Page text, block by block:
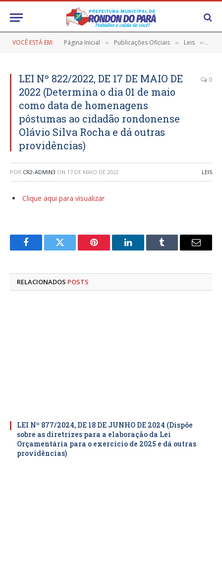
VOCÊ ESTÁ EM: Página Inicial » Publicações Oficiais » Leis »
LEI Nº 822/2022, DE 17 DE MAIO DE
2022 (Determina o dia 01 de maio
como data de homenagens
póstumas ao cidadão rondonense
Olávio Silva Rocha e dá outras
providências)
0
POR CR2-ADMIN3 ON 17 DE MAIO DE 2022 LEIS
Clique aqui para visualizar
FacebookTwitter Pinterest LinkedInTumblr
E-
RELACIONADOS POSTS
LEI Nº 877/2024, DE 18 DE JUNHO DE 2024 (Dispõe
sobre as diretrizes para a elaboração da Lei
Orçamentária para o exercício de 2025 e dá outras
providências)